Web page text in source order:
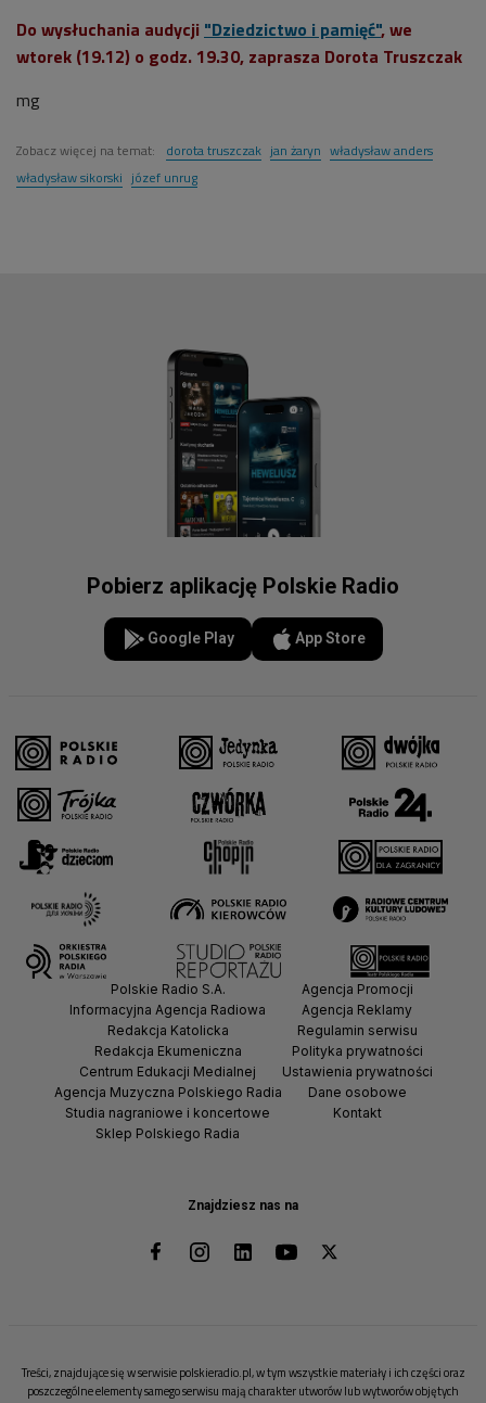
Do wysłuchania audycji "Dziedzictwo i pamięć", we
wtorek (19.12) o godz. 19.30, zaprasza Dorota Truszczak
mg
Zobacz więcej na temat: dorota truszczak jan żaryn władysław anders
władysław sikorski józef unrug
Pobierz aplikację Polskie Radio
Google Play App Store
Znajdziesz nas na
Polskie Radio S.A.
Informacyjna Agencja Radiowa
Redakcja Katolicka
Redakcja Ekumeniczna
Centrum Edukacji Medialnej
Agencja Muzyczna Polskiego Radia
Studia nagraniowe i koncertowe
Sklep Polskiego Radia
Agencja Promocji
Agencja Reklamy
Regulamin serwisu
Polityka prywatności
Ustawienia prywatności
Dane osobowe
Kontakt
Treści, znajdujące się w serwisie polskieradio.pl, w tym wszystkie materiały i ich części oraz
poszczególne elementy samego serwisu mają charakter utworów lub wytworów objętych